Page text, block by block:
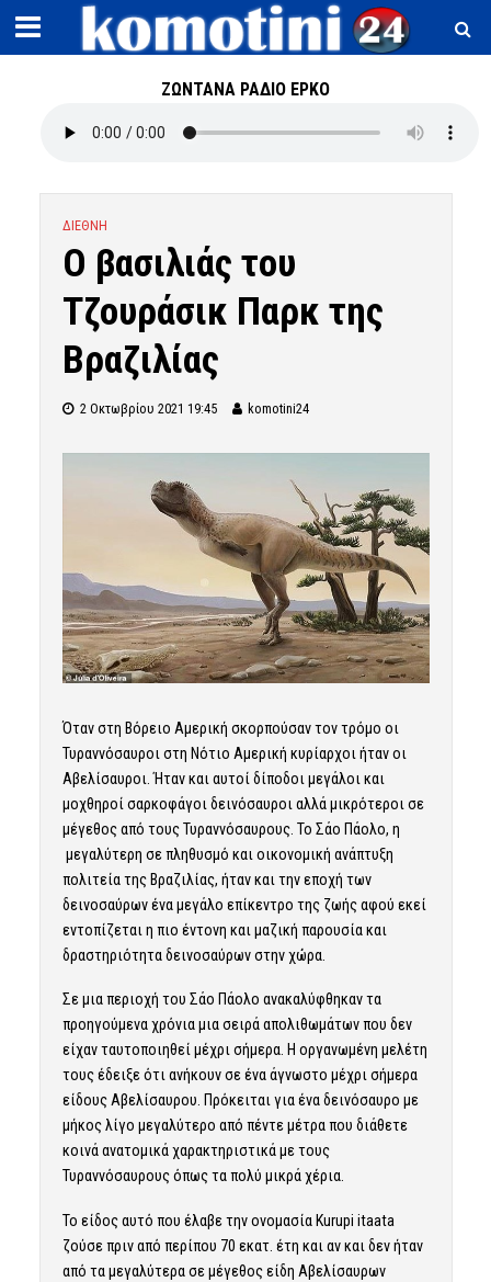
ΖΩΝΤΑΝΑ ΡΑΔΙΟ ΕΡΚΟ
ΔΙΕΘΝΗ
Ο βασιλιάς του
Τζουράσικ Παρκ της
Βραζιλίας
2 Οκτωβρίου 2021 19:45 komotini24
Όταν στη Βόρειο Αμερική σκορπούσαν τον τρόμο οι
Τυραννόσαυροι στη Νότιο Αμερική κυρίαρχοι ήταν οι
Αβελίσαυροι. Ήταν και αυτοί δίποδοι μεγάλοι και
μοχθηροί σαρκοφάγοι δεινόσαυροι αλλά μικρότεροι σε
μέγεθος από τους Τυραννόσαυρους. Το Σάο Πάολο, η
μεγαλύτερη σε πληθυσμό και οικονομική ανάπτυξη
πολιτεία της Βραζιλίας, ήταν και την εποχή των
δεινοσαύρων ένα μεγάλο επίκεντρο της ζωής αφού εκεί
εντοπίζεται η πιο έντονη και μαζική παρουσία και
δραστηριότητα δεινοσαύρων στην χώρα.
Σε μια περιοχή του Σάο Πάολο ανακαλύφθηκαν τα
προηγούμενα χρόνια μια σειρά απολιθωμάτων που δεν
είχαν ταυτοποιηθεί μέχρι σήμερα. Η οργανωμένη μελέτη
τους έδειξε ότι ανήκουν σε ένα άγνωστο μέχρι σήμερα
είδους Αβελίσαυρου. Πρόκειται για ένα δεινόσαυρο με
μήκος λίγο μεγαλύτερο από πέντε μέτρα που διάθετε
κοινά ανατομικά χαρακτηριστικά με τους
Τυραννόσαυρους όπως τα πολύ μικρά χέρια.
Το είδος αυτό που έλαβε την ονομασία Kurupi itaata
ζούσε πριν από περίπου 70 εκατ. έτη και αν και δεν ήταν
από τα μεγαλύτερα σε μέγεθος είδη Αβελίσαυρων